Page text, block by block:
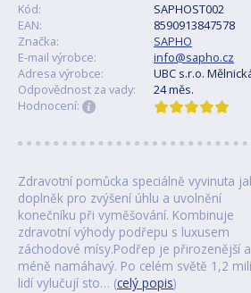
Kód:
SAPHOST002
EAN:
8590913847578
Značka:
SAPHO
E-mail výrobce:
info@sapho.cz
Adresa výrobce:
UBC s.r.o.
Odpovědnost za vady:
24 měs.
Hodnocení:
Zdravotní pomůcka speciálně vyvinuta
doplněk pro zvýšení úhlu a uvolnění
konečníku při vyměšování. Kombinuje
zdravotní výhody podřepu s luxusem
záchodové mísy.Podřep je přirozenější a
méně namáhavý. Po celém světě 1,2
lidí vylučují sto… (celý popis)